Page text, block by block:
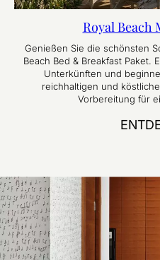
Royal Beach
Genießen Sie die schönsten
Beach Bed & Breakfast Paket.
Unterkünften und
reichhaltigen und
Vorbereitung für